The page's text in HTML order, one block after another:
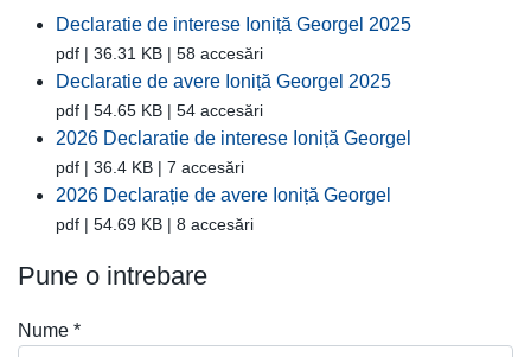
Declaratie de interese Ioniță Georgel 2025
pdf | 36.31 KB | 58 accesări
Declaratie de avere Ioniță Georgel 2025
pdf | 54.65 KB | 54 accesări
2026 Declaratie de interese Ioniță Georgel
pdf | 36.4 KB | 7 accesări
2026 Declarație de avere Ioniță Georgel
pdf | 54.69 KB | 8 accesări
Pune o intrebare
Nume *